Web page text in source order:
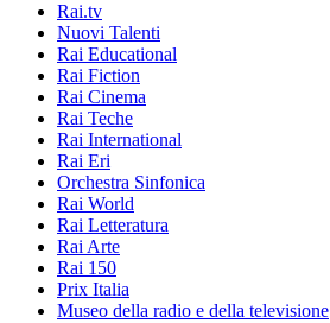
Rai.tv
Nuovi Talenti
Rai Educational
Rai Fiction
Rai Cinema
Rai Teche
Rai International
Rai Eri
Orchestra Sinfonica
Rai World
Rai Letteratura
Rai Arte
Rai 150
Prix Italia
Museo della radio e della televisione